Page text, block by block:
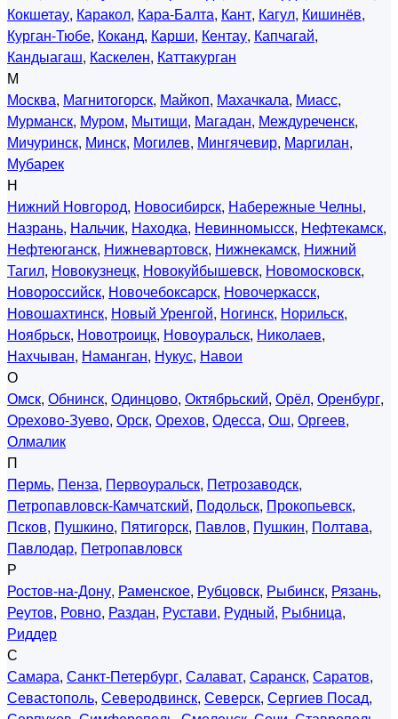
Кокшетау, Каракол, Кара-Балта, Кант, Кагул, Кишинёв,
Курган-Тюбе, Коканд, Карши, Кентау, Капчагай,
Кандыагаш, Каскелен, Каттакурган
М
Москва, Магнитогорск, Майкоп, Махачкала, Миасс,
Мурманск, Муром, Мытищи, Магадан, Междуреченск,
Мичуринск, Минск, Могилев, Мингячевир, Маргилан,
Мубарек
Н
Нижний Новгород, Новосибирск, Набережные Челны,
Назрань, Нальчик, Находка, Невинномысск, Нефтекамск,
Нефтеюганск, Нижневартовск, Нижнекамск, Нижний
Тагил, Новокузнецк, Новокуйбышевск, Новомосковск,
Новороссийск, Новочебоксарск, Новочеркасск,
Новошахтинск, Новый Уренгой, Ногинск, Норильск,
Ноябрьск, Новотроицк, Новоуральск, Николаев,
Нахчыван, Наманган, Нукус, Навои
О
Омск, Обнинск, Одинцово, Октябрьский, Орёл, Оренбург,
Орехово-Зуево, Орск, Орехов, Одесса, Ош, Оргеев,
Олмалик
П
Пермь, Пенза, Первоуральск, Петрозаводск,
Петропавловск-Камчатский, Подольск, Прокопьевск,
Псков, Пушкино, Пятигорск, Павлов, Пушкин, Полтава,
Павлодар, Петропавловск
Р
Ростов-на-Дону, Раменское, Рубцовск, Рыбинск, Рязань,
Реутов, Ровно, Раздан, Рустави, Рудный, Рыбница,
Риддер
С
Самара, Санкт-Петербург, Салават, Саранск, Саратов,
Севастополь, Северодвинск, Северск, Сергиев Посад,